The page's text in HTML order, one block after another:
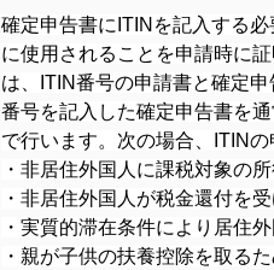
確定申告書にITINを記入する
に使用されることを申請時に
は、ITIN番号の申請書と確定
番号を記入した確定申告書を
で行います。次の場合、ITIN
・非居住外国人に課税対象の
・非居住外国人が税金還付を
・実質的滞在条件により居住
・親が子供の扶養控除を取る